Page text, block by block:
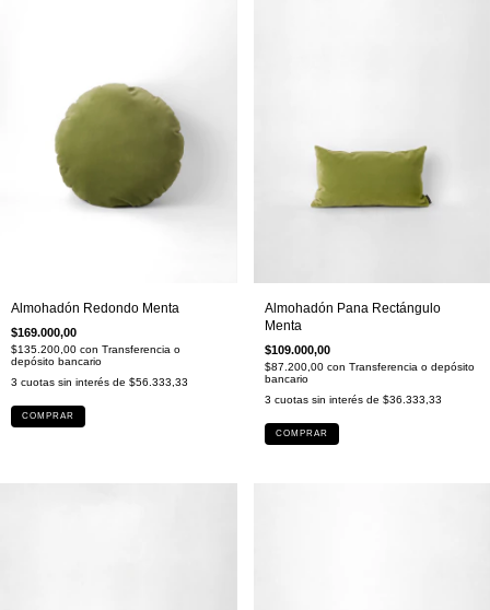
Almohadón Redondo Menta
$169.000,00
$135.200,00 con Transferencia o
depósito bancario
3 cuotas sin interés de $56.333,33
COMPRAR
Almohadón Pana Rectángulo
Menta
$109.000,00
$87.200,00 con Transferencia o depósito
bancario
3 cuotas sin interés de $36.333,33
COMPRAR